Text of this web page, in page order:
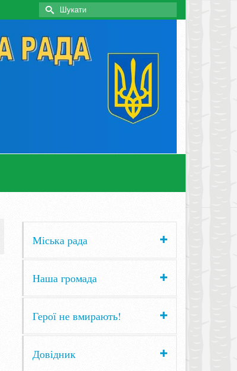
Search
for:
Міська рада
Наша громада
Герої не вмирають!
Довідник